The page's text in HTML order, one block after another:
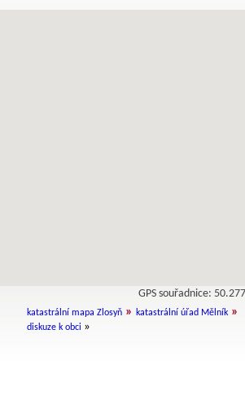
GPS souřadnice:
katastrální mapa Zlosyň » katastrální úřad Mělník »
diskuze k obci »